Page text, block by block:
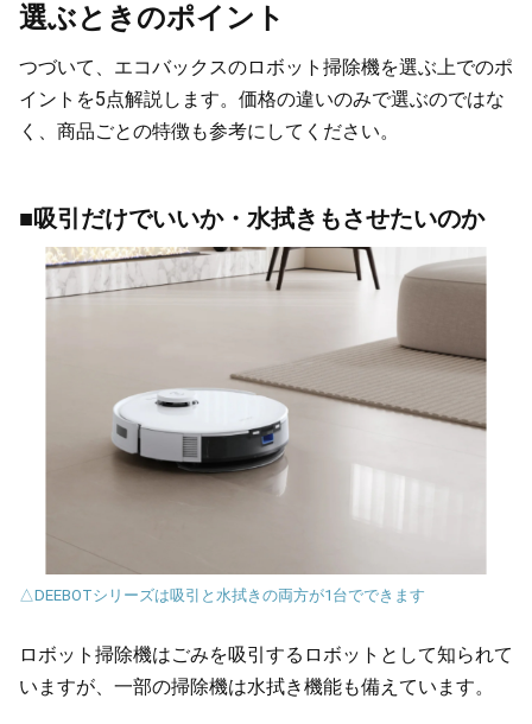
選ぶときのポイント
つづいて、エコバックスのロボット掃除機を選ぶ上でのポ
イントを5点解説します。価格の違いのみで選ぶのではな
く、商品ごとの特徴も参考にしてください。
■吸引だけでいいか・水拭きもさせたいのか
△DEEBOTシリーズは吸引と水拭きの両方が1台でできます
ロボット掃除機はごみを吸引するロボットとして知られて
いますが、一部の掃除機は水拭き機能も備えています。